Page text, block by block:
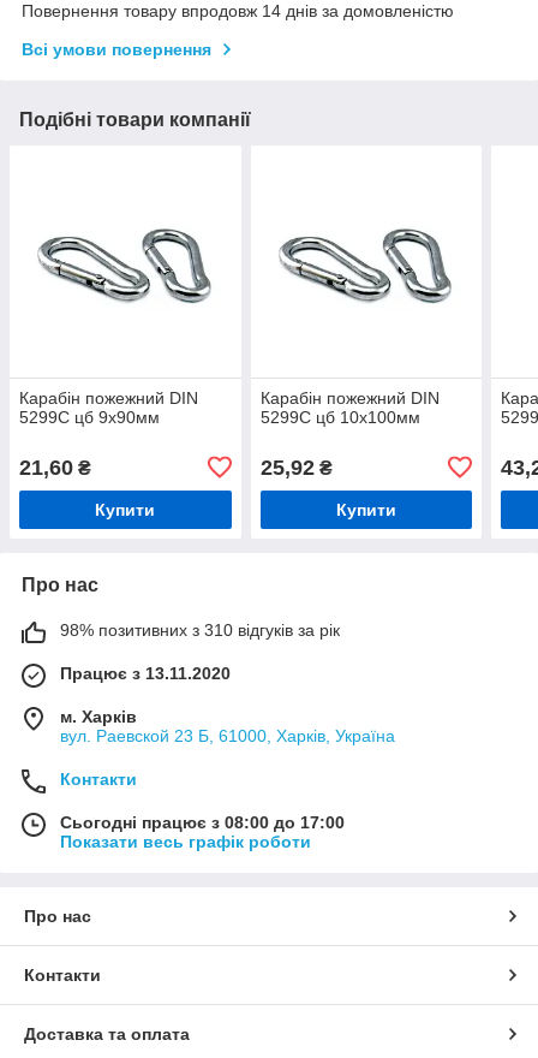
Повернення товару впродовж 14 днів за домовленістю
Всі умови повернення
Подібні товари компанії
Карабін пожежний DIN
5299С цб 9х90мм
21,60 ₴
Купити
Карабін пожежний DIN
5299С цб 10х100мм
25,92₴
Купити
Про нас
98% позитивних з 310 відгуків за рік
Працює з 13.11.2020
м. Харків
вул. Раевской 23 Б, 61000, Харків, Україна
Контакти
Сьогодні працює з 08:00 до 17:00
Показати весь графік роботи
Про нас
Контакти
Доставка та оплата